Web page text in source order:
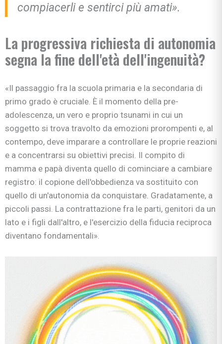
compiacerli e sentirci più amati».
La progressiva richiesta di autonomia
segna la fine dell'età dell'ingenuità?
«Il passaggio fra la scuola primaria e la secondaria di
primo grado è cruciale. È il momento della pre-
adolescenza, un vero e proprio tsunami in cui un
soggetto si trova travolto da emozioni prorompenti e, al
contempo, deve imparare a controllare le proprie reazioni
e a concentrarsi su obiettivi precisi. Il compito di
mamma e papà diventa quello di cominciare a cambiare
registro: il copione dell'obbedienza va sostituito con
quello di un'autonomia da conquistare. Gradatamente, a
piccoli passi. La contrattazione fra le parti, genitori da un
lato e i figli dall'altro, e l'esercizio della fiducia reciproca
diventano fondamentali».